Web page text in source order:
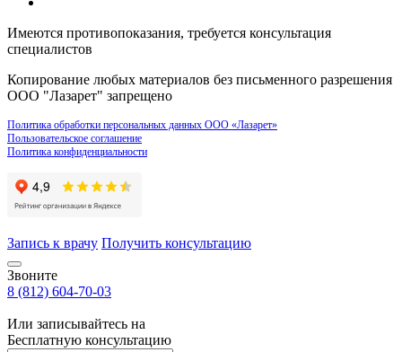
Имеются противопоказания, требуется консультация
специалистов
Копирование любых материалов без письменного разрешения
ООО "Лазарет" запрещено
Политика обработки персональных данных ООО «Лазарет»
Пользовательское соглашение
Политика конфиденциальности
Запись к врачу Получить консультацию
Звоните
8 (812) 604-70-03
Или записывайтесь на
Бесплатную консультацию